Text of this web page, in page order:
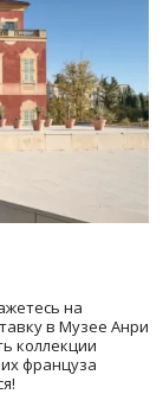
на
в Музее Анри
коллекции
француза